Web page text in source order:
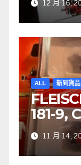
12 月 16,
ALL 新到貨品
181-9,
Re11 月 14,